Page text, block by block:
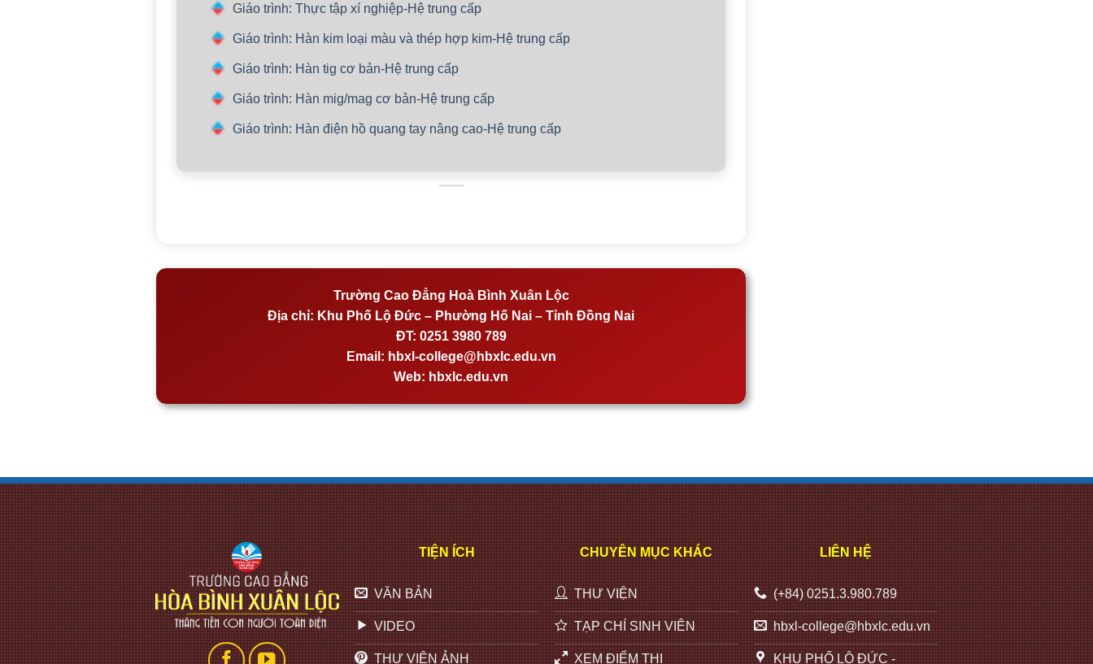
Giáo trình: Thực tập xí nghiệp-Hệ trung cấp
Giáo trình: Hàn kim loại màu và thép hợp kim-Hệ trung cấp
Giáo trình: Hàn tig cơ bản-Hệ trung cấp
Giáo trình: Hàn mig/mag cơ bản-Hệ trung cấp
Giáo trình: Hàn điện hồ quang tay nâng cao-Hệ trung cấp
Trường Cao Đẳng Hoà Bình Xuân Lộc
Địa chỉ: Khu Phố Lộ Đức – Phường Hố Nai – Tỉnh Đồng Nai
ĐT: 0251 3980 789
Email: hbxl-college@hbxlc.edu.vn
Web: hbxlc.edu.vn
TIỆN ÍCH
VĂN BẢN
VIDEO
THƯ VIỆN ẢNH
CHUYÊN MỤC KHÁC
THƯ VIỆN
TẠP CHÍ SINH VIÊN
XEM ĐIỂM THI
LIÊN HỆ
(+84) 0251.3.980.789
hbxl-college@hbxlc.edu.vn
KHU PHỐ LỘ ĐỨC -